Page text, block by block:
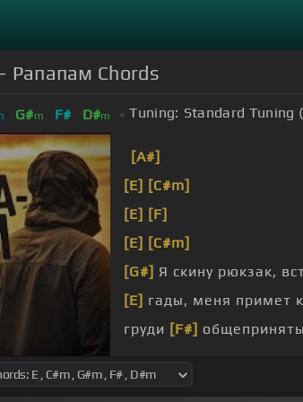
Рапапам Chords
G#m F# D#m Tuning: Standard Tuning
[A#]
[E] [C#m]
[E] [F]
[E] [C#m]
[G#] Я скину рюкзак,
[E] гады, меня примет
груди [F#]